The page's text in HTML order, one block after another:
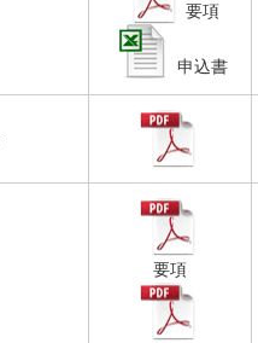
要項
申込書
要項